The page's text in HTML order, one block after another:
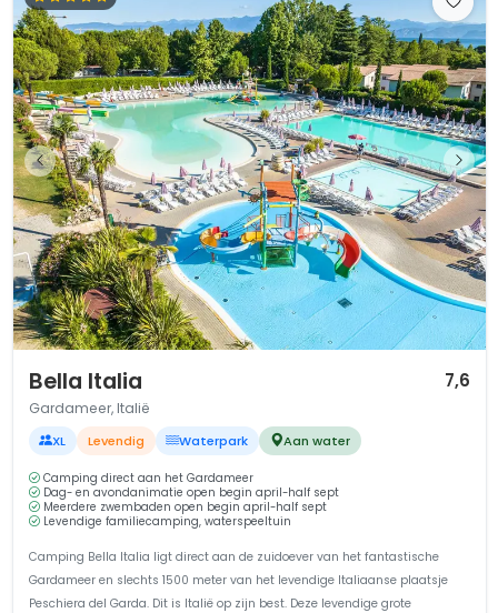
Bella Italia 7,6
Gardameer, Italië
XL Levendig Waterpark Aan water
Camping direct aan het Gardameer
Dag- en avondanimatie open begin april-half sept
Meerdere zwembaden open begin april-half sept
Levendige familiecamping, waterspeeltuin
Camping Bella Italia ligt direct aan de zuidoever van het fantastische
Gardameer en slechts 1500 meter van het levendige Italiaanse plaatsje
Peschiera del Garda. Dit is Italië op zijn best. Deze levendige grote